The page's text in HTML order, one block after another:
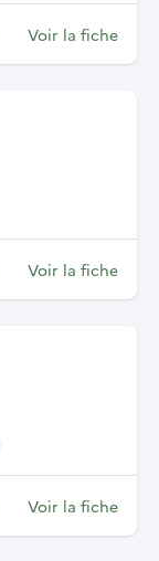
Voir la fiche
Voir la fiche
Voir la fiche